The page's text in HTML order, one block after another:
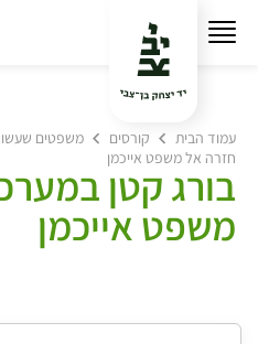
עמוד הבית קורסים משפטים שעשו
חזרה אל משפט אייכמן
בורג קטן
משפט אייכמן